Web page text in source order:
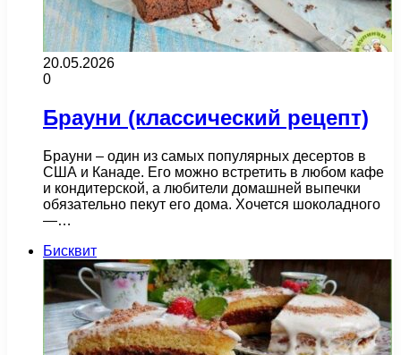
20.05.2026
0
Брауни (классический рецепт)
Брауни – один из самых популярных десертов в
США и Канаде. Его можно встретить в любом кафе
и кондитерской, а любители домашней выпечки
обязательно пекут его дома. Хочется шоколадного
—…
Бисквит